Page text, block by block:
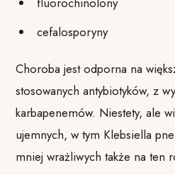
cefalosporyny
Choroba jest odporna na
stosowanych antybiotyków, z
karbapenemów. Niestety, ale
ujemnych, w tym Klebsiella
mniej wrażliwych także na ten